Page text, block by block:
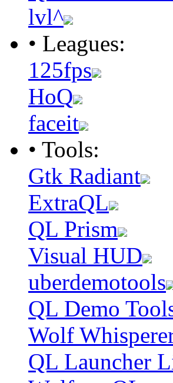
lvl^
• Leagues:
125fps
HoQ
faceit
• Tools:
Gtk Radiant
ExtraQL
QL Prism
Visual HUD
uberdemotools
QL Demo
Wolf
QL Launcher